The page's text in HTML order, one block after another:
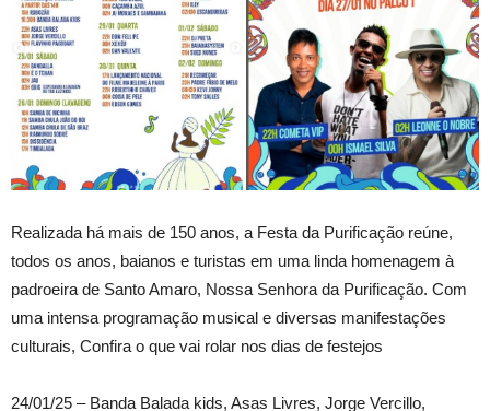
Realizada há mais de 150 anos, a Festa da Purificação reúne,
todos os anos, baianos e turistas em uma linda homenagem à
padroeira de Santo Amaro, Nossa Senhora da Purificação. Com
uma intensa programação musical e diversas manifestações
culturais, Confira o que vai rolar nos dias de festejos
24/01/25 – Banda Balada kids, Asas Livres, Jorge Vercillo,